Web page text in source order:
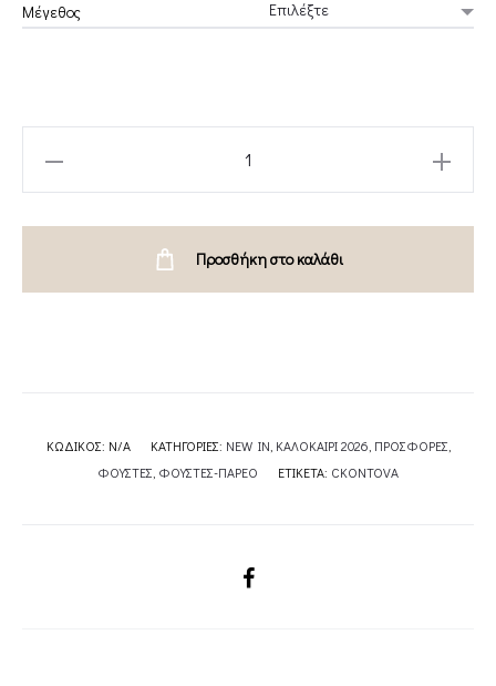
135.00€.108.00€.
Μέγεθος
Προσθήκη στο καλάθι
ΚΩΔΙΚΌΣ: N/A ΚΑΤΗΓΟΡΊΕΣ: NEW IN ΚΑΛΟΚΑΙΡΙ 2026 ΠΡΟΣΦΟΡΕΣ
ΦΟΥΣΤΕΣ ΦΟΥΣΤΕΣ-ΠΑΡΕΟ ΕΤΙΚΈΤΑ: CKONTOVA
SHARE